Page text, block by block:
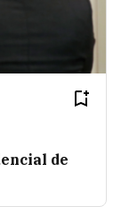
de